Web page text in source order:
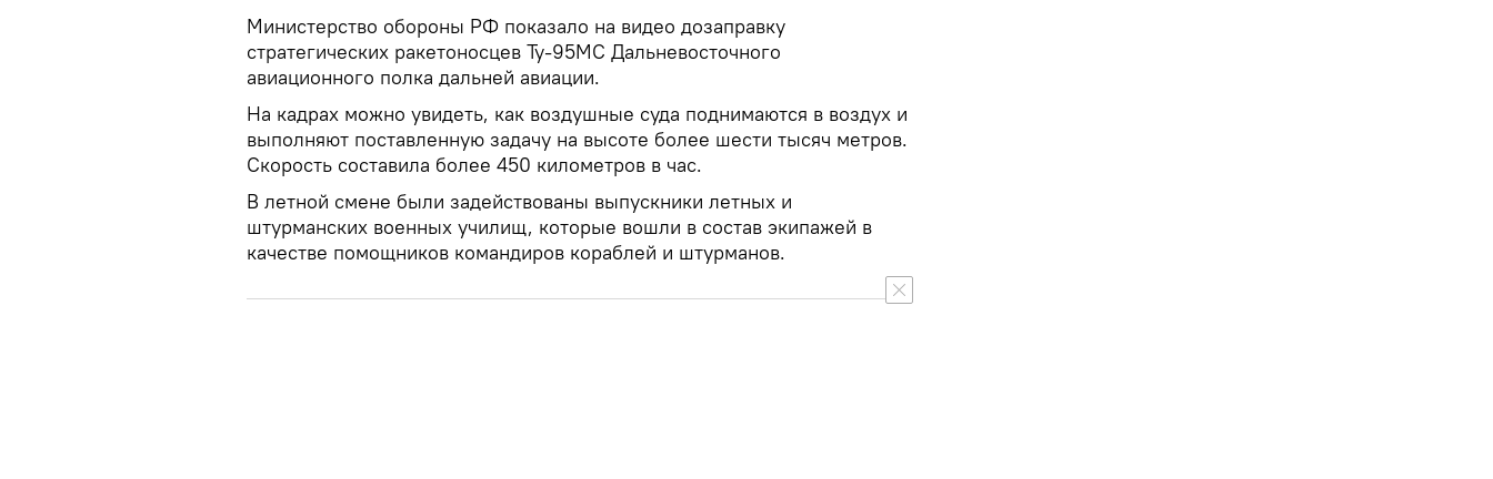
Министерство обороны РФ показало на видео дозаправку
стратегических ракетоносцев Ту-95МС Дальневосточного
авиационного полка дальней авиации.
На кадрах можно увидеть, как воздушные суда поднимаются в воздух и
выполняют поставленную задачу на высоте более шести тысяч метров.
Скорость составила более 450 километров в час.
В летной смене были задействованы выпускники летных и
штурманских военных училищ, которые вошли в состав экипажей в
качестве помощников командиров кораблей и штурманов.